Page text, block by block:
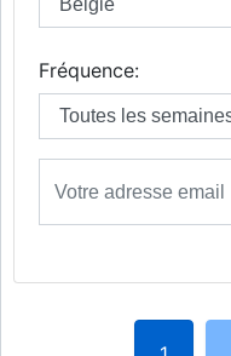
Fréquence: